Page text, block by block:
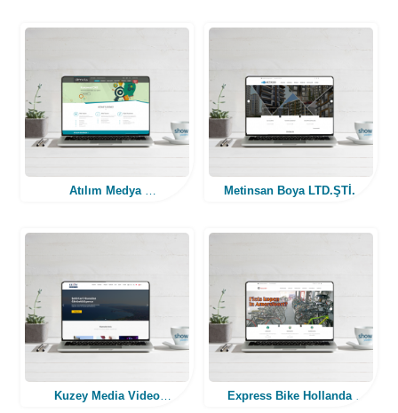
Atılım Medya
Metinsan Boya LTD.ŞTİ.
Kuzey Media Video
Express Bike Hollanda